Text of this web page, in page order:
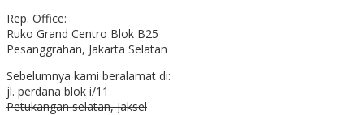
Rep. Office:
Ruko Grand Centro Blok B25
Pesanggrahan, Jakarta Selatan
Sebelumnya kami beralamat di:
jl. perdana blok i/11
Petukangan selatan, Jaksel